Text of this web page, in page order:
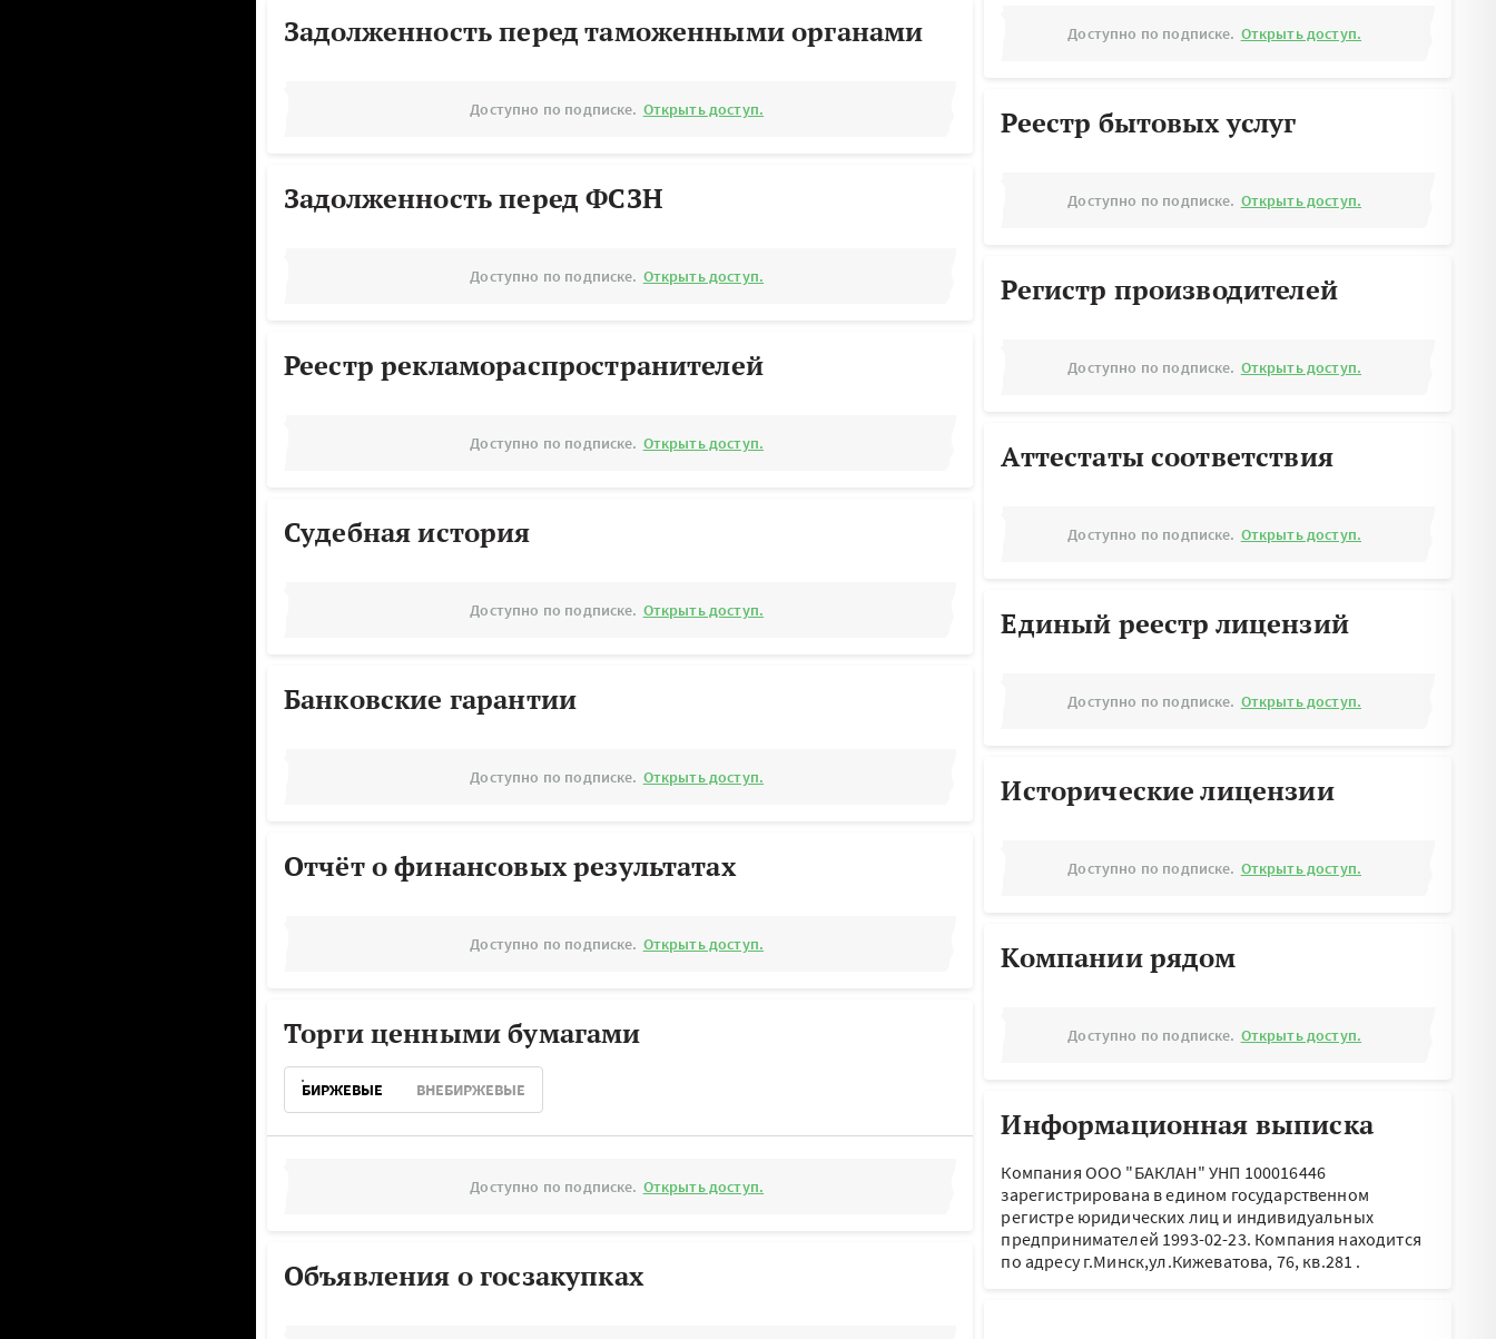
Задолженность перед таможенными органами
Доступно по подписке. Открыть доступ.
Задолженность перед ФСЗН
Доступно по подписке. Открыть доступ.
Реестр рекламораспространителей
Доступно по подписке. Открыть доступ.
Судебная история
Доступно по подписке. Открыть доступ.
Банковские гарантии
Доступно по подписке. Открыть доступ.
Отчёт о финансовых результатах
Доступно по подписке. Открыть доступ.
Торги ценными бумагами
БИРЖЕВЫЕ ВНЕБИРЖЕВЫЕ
Доступно по подписке. Открыть доступ.
Объявления о госзакупках
Доступно по подписке. Открыть доступ.
Реестр бытовых услуг
Доступно по подписке. Открыть доступ.
Регистр производителей
Доступно по подписке. Открыть доступ.
Аттестаты соответствия
Доступно по подписке. Открыть доступ.
Единый реестр лицензий
Доступно по подписке. Открыть доступ.
Исторические лицензии
Доступно по подписке. Открыть доступ.
Компании рядом
Доступно по подписке. Открыть доступ.
Информационная выписка
Компания ООО "БАКЛАН" УНП 100016446
зарегистрирована в едином государственном
регистре юридических лиц и индивидуальных
предпринимателей 1993-02-23. Компания находится
по адресуг.Минск,ул.Кижеватова, 76, кв.281 .